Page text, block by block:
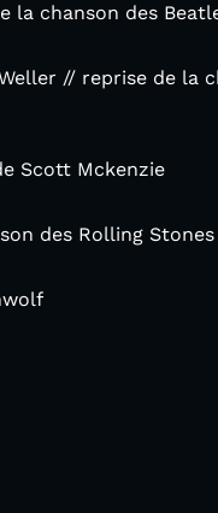
la chanson des
// reprise de la
Scott Mckenzie
des Rolling Stones